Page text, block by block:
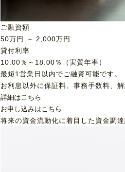
ご融資額
50万円 ～ 2,000万円
貸付利率
10.00％～18.00％（実質年率）
最短1営業日以内でご融資可能です。
お利息以外に保証料、事務手数料、
詳細はこちら
お申し込みはこちら
将来の資金流動化に着目した資金調達